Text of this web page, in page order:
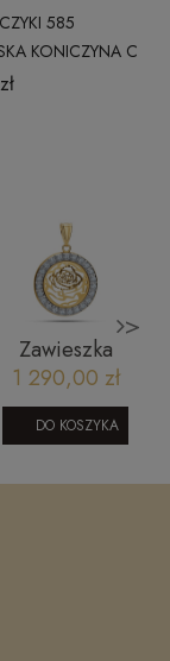
585
KONICZYNA C
Zawieszka
złota z różą i
cyrkoniami -
złoto 585
BASIC
1 290,00 zł
DO KOSZYKA
>